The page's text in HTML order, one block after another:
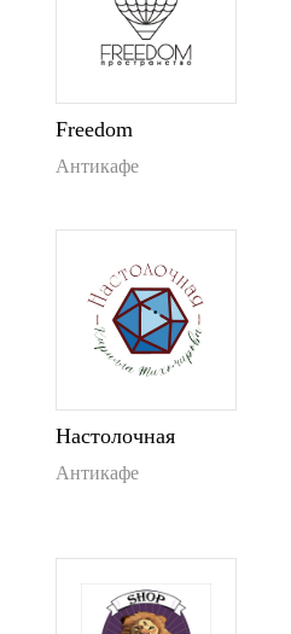
Freedom
Антикафе
Настолочная
Антикафе